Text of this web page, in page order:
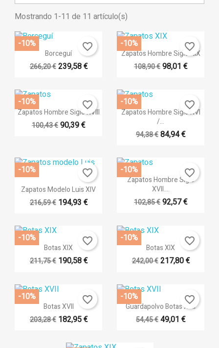
Añadir a la lista de deseos
add_circle_outline Crear nueva lista
Crear lista de deseos ×
Nombre de la lista de deseos
Cancelar Crear lista de deseos
((modalTitle)) ×
((confirmMessage))
((cancelText)) ((modalDeleteText))
Iniciar sesión ×
Debe iniciar sesión para guardar productos en su lista de
Cancelar Iniciar sesión
Mostrando 1-11 de 11 artículo(s)
 Vista rápida
Borceguí
266,20 € 239,58 €
-10% favorite_border Vista rápida
Zapatos Hombre Siglo XIX
108,90 €98,01 €
-10% favorite_border
Vista rápida
Zapatos Hombre Siglo XVIII
100,43 €90,39 €
-10% favorite_border Vista rápida
Zapatos Hombre Siglo XVI
/...
94,38 €84,94 €
-10% favorite_border
Vista rápida
Zapatos Modelo Luis XIV
216,59 € 194,93 €
-10% favorite_border Vista rápida
Zapatos Hombre Siglo
XVII....
102,85 €92,57 €
-10% favorite_border
 Vista rápida
Botas XIX
211,75 € 190,58 €
-10% favorite_border  Vista rápida
Botas XIX
242,00 € 217,80 €
-10% favorite_border
 Vista rápida
Botas XVII
203,28 € 182,95 €
-10% favorite_border Vista rápida
Guardapolvo Botas XVII
54,45 €49,01 €
-10% favorite_border